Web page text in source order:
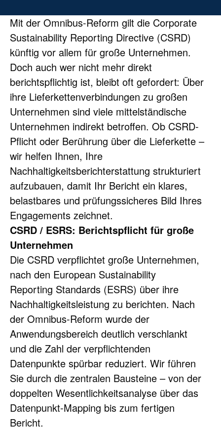
Mit der Omnibus-Reform gilt die Corporate
Sustainability Reporting Directive (CSRD)
künftig vor allem für große Unternehmen.
Doch auch wer nicht mehr direkt
berichtspflichtig ist, bleibt oft gefordert: Über
ihre Lieferkettenverbindungen zu großen
Unternehmen sind viele mittelständische
Unternehmen indirekt betroffen. Ob CSRD-
Pflicht oder Berührung über die Lieferkette –
wir helfen Ihnen, Ihre
Nachhaltigkeitsberichterstattung strukturiert
aufzubauen, damit Ihr Bericht ein klares,
belastbares und prüfungssicheres Bild Ihres
Engagements zeichnet.
CSRD / ESRS: Berichtspflicht für große
Unternehmen
Die CSRD verpflichtet große Unternehmen,
nach den European Sustainability
Reporting Standards (ESRS) über ihre
Nachhaltigkeitsleistung zu berichten. Nach
der Omnibus-Reform wurde der
Anwendungsbereich deutlich verschlankt
und die Zahl der verpflichtenden
Datenpunkte spürbar reduziert. Wir führen
Sie durch die zentralen Bausteine – von der
doppelten Wesentlichkeitsanalyse über das
Datenpunkt-Mapping bis zum fertigen
Bericht.